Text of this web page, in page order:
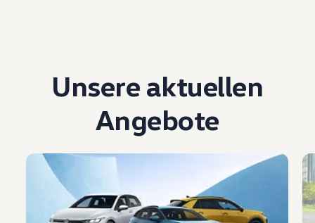
Unsere aktuellen
Angebote